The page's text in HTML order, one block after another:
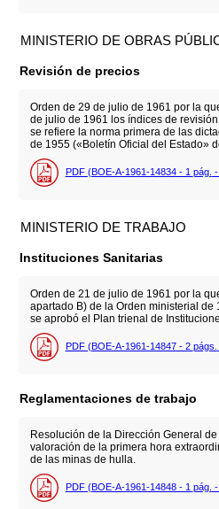
MINISTERIO DE OBRAS
Revisión de precios
Orden de 29 de julio de 1961 por la
de julio de 1961 los índices de
se refiere la norma primera de las
de 1955 («Boletín Oficial del Estado»
PDF (BOE-A-1961-14834 - 1 pág.
MINISTERIO DE TRABAJO
Instituciones Sanitarias
Orden de 21 de julio de 1961 por la
apartado B) de la Orden ministerial
se aprobó el Plan trienal de
PDF (BOE-A-1961-14847 - 2 págs.
Reglamentaciones de trabajo
Resolución de la Dirección General
valoración de la primera hora
de las minas de hulla.
PDF (BOE-A-1961-14848 - 1 pág.